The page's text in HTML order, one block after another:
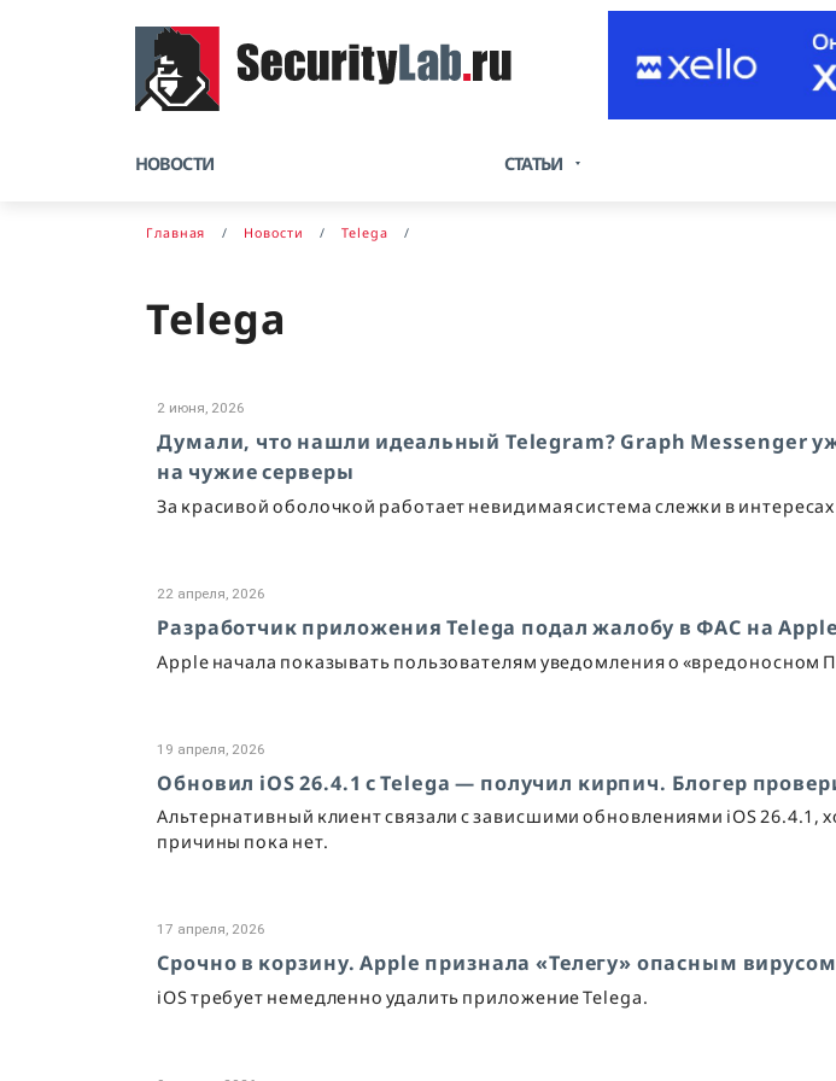
НОВОСТИ СТАТЬИ
Главная Новости Telega
Telega
2 июня, 2026
Думали, что нашли идеальный Telegram? Graph Messenger
на чужие серверы
За красивой оболочкой работает невидимая система слежки в интересах
22 апреля, 2026
Разработчик приложения Telega подал жалобу в ФАС на Apple
Apple начала показывать пользователям уведомления о «вредоносном
19 апреля, 2026
Обновил iOS 26.4.1 с Telega — получил кирпич. Блогер
Альтернативный клиент связали с зависшими обновлениями iOS 26.4.1,
причины пока нет.
17 апреля, 2026
Срочно в корзину. Apple признала «Телегу» опасным вирусом
iOS требует немедленно удалить приложение Telega.